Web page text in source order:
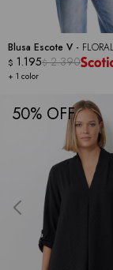
Blusa Escote V -
+ 1 color
$ 1.195$ 2.390
50